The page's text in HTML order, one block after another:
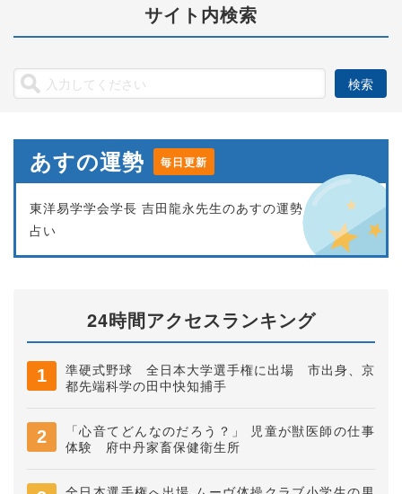
サイト内検索
あすの運勢 毎日更新
東洋易学学会学長 吉田龍永先生のあすの運勢
占い
24時間アクセスランキング
準硬式野球 全日本大学選手権に出場 市出身、京
都先端科学の田中快知捕手
「心音てどんなのだろう？」 児童が獣医師の仕事
体験 府中丹家畜保健衛生所